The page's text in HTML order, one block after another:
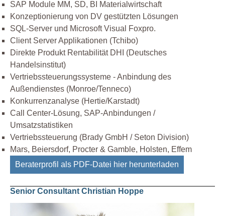
SAP Module MM, SD, BI Materialwirtschaft
Konzeptionierung von DV gestützten Lösungen
SQL-Server und Microsoft Visual Foxpro.
Client Server Applikationen (Tchibo)
Direkte Produkt Rentabilität DHI (Deutsches
Handelsinstitut)
Vertriebssteuerungssysteme - Anbindung des
Außendienstes (Monroe/Tenneco)
Konkurrenzanalyse (Hertie/Karstadt)
Call Center-Lösung, SAP-Anbindungen /
Umsatzstatistiken
Vertriebssteuerung (Brady GmbH / Seton Division)
Mars, Beiersdorf, Procter & Gamble, Holsten, Effem
Beraterprofil als PDF-Datei hier herunterladen
Senior Consultant Christian Hoppe